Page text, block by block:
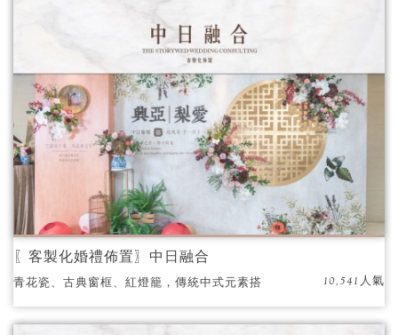
〖客製化婚禮佈置〗中日融合
青花瓷、古典窗框、紅燈籠，傳統中式元素搭
配現在質感花藝，襯托出婚禮的質感與高格
調，為來自日本的新娘獻上華人滿滿的婚禮祝
10,541人氣